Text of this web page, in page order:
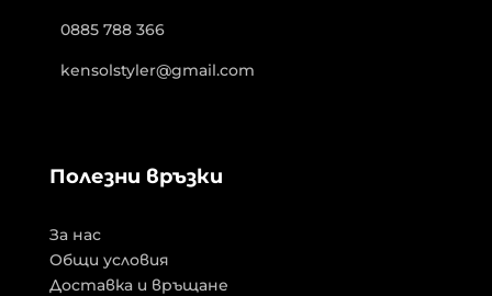
0885 788 366
kensolstyler@gmail.com
Полезни връзки
За нас
Общи условия
Доставка и връщане